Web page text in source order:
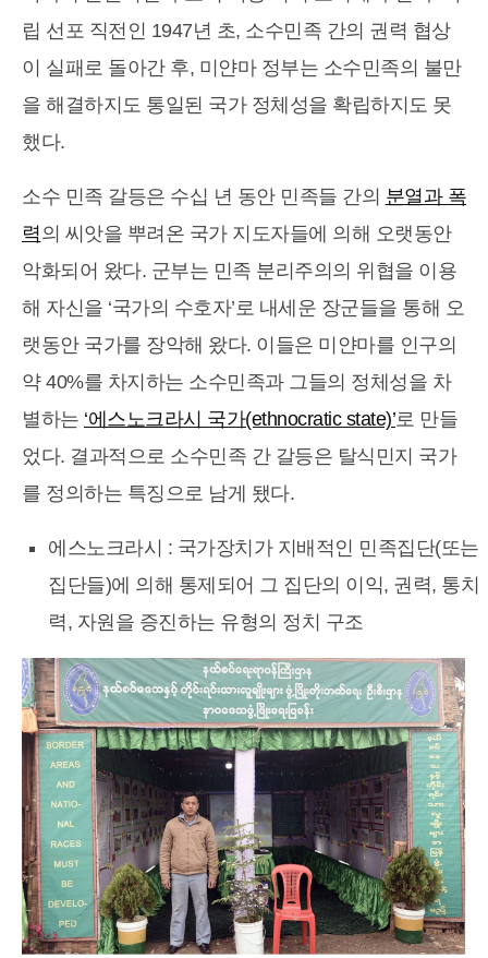
립 선포 직전인 1947년 초, 소수민족 간의 권력 협상
이 실패로 돌아간 후, 미얀마 정부는 소수민족의 불만
을 해결하지도 통일된 국가 정체성을 확립하지도 못
했다.
소수 민족 갈등은 수십 년 동안 민족들 간의 분열과 폭
력의 씨앗을 뿌려온 국가 지도자들에 의해 오랫동안
악화되어 왔다. 군부는 민족 분리주의의 위협을 이용
해 자신을 ‘국가의 수호자’로 내세운 장군들을 통해 오
랫동안 국가를 장악해 왔다. 이들은 미얀마를 인구의
약 40%를 차지하는 소수민족과 그들의 정체성을 차
별하는 ‘에스노크라시 국가(ethnocratic state)’로 만들
었다. 결과적으로 소수민족 간 갈등은 탈식민지 국가
를 정의하는 특징으로 남게 됐다.
에스노크라시 : 국가장치가 지배적인 민족집단(또는
집단들)에 의해 통제되어 그 집단의 이익, 권력, 통치
력, 자원을 증진하는 유형의 정치 구조